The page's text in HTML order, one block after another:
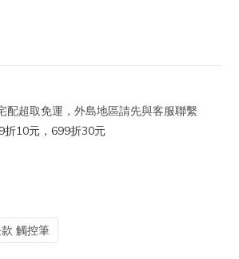
配超取免運，外島地區請先與客服聯繫
折10元，699折30元
觸控筆